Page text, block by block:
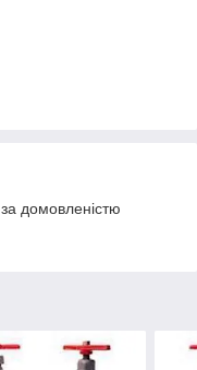
домовленістю